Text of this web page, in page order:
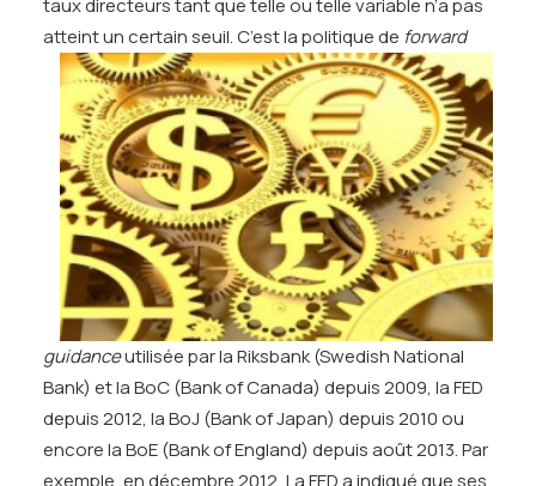
atteint un certain seuil.C’est la politique de forward
guidanceutilisée par la Riksbank (Swedish National
Bank) et la BoC (Bank of Canada) depuis 2009, la FED
depuis 2012, la BoJ (Bank of Japan) depuis 2010 ou
encore la BoE (Bank of England) depuis août 2013. Par
exemple, en décembre 2012, La FED a indiqué que ses